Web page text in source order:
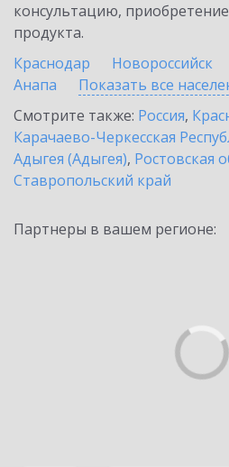
консультацию,
продукта.
Краснодар
Новороссийск
Анапа
Показать все
Смотрите также: Россия,
Карачаево-Черкесская
Адыгея (Адыгея), Ростовская
Ставропольский край
Партнеры в вашем регионе: